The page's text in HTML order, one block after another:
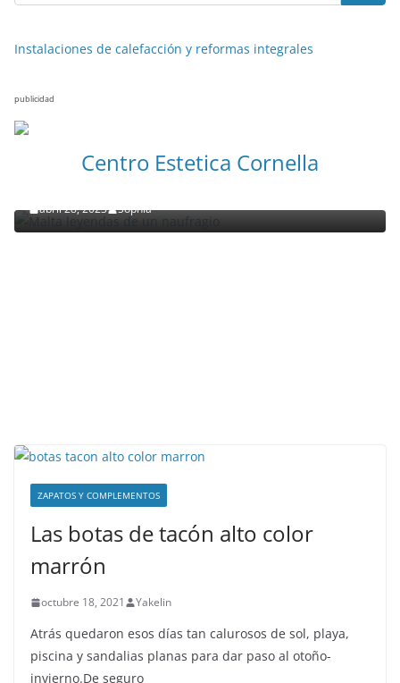
Instalaciones de calefacción y reformas integrales
publicidad
Centro Estetica Cornella
abril 28, 2023 Sophia
ZAPATOS Y COMPLEMENTOS
Las botas de tacón alto color
marrón
octubre 18, 2021 Yakelin
Atrás quedaron esos días tan calurosos de sol, playa,
piscina y sandalias planas para dar paso al otoño-
invierno.De seguro